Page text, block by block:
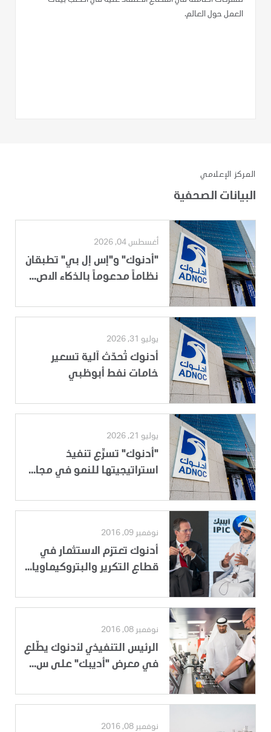
العمل حول العالم.
المركز الإعلامي
البيانات الصحفية
أغسطس 04, 2026
"أدنوك" و"إس إل بي" تطبقان
نظاماً مدعوماً بالذكاء الاص...
يوليو 31, 2026
أدنوك تُحدّث آلية تسعير
خامات نفط أبوظبي
يوليو 21, 2026
"أدنوك" تسرِّع تنفيذ
استراتيجيتها للنمو في مجا...
نوفمبر 09, 2016
أدنوك تعتزم الاستثمار في
قطاع التكرير والبتروكيماويا...
نوفمبر 08, 2016
الرئيس التنفيذي لأدنوك يطّلع
في معرض "أديبك" على س...
نوفمبر 08, 2016